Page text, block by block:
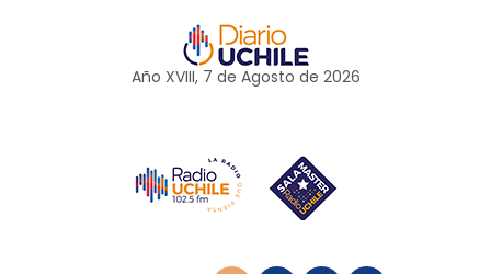
Año XVIII, 7 de Agosto de 2026